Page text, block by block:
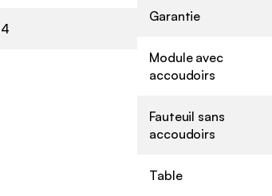
4
Garantie
Module avec
accoudoirs
Fauteuil sans
accoudoirs
Table